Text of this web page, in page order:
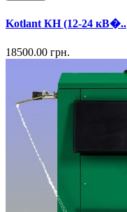
Kotlant КН (12-24 кВ�..
18500.00 грн.